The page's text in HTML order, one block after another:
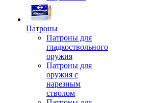
Патроны
Патроны для
гладкоствольного
оружия
Патроны для
оружия с
нарезным
стволом